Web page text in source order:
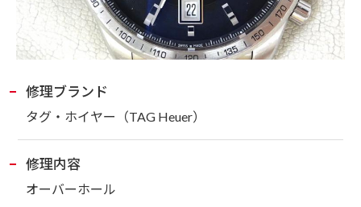
修理ブランド
タグ・ホイヤー （TAG Heuer）
修理内容
オーバーホール